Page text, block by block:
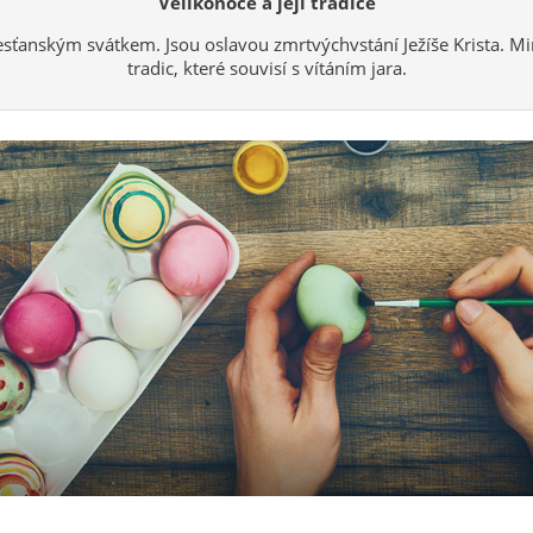
svátkem. Jsou oslavou zmrtvýchvstání Ježíše Krista.
tradic, které souvisí s vítáním jara.